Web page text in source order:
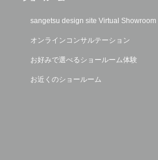
sangetsu design site Virtual Showroom
オンラインコンサルテーション
お好みで選べるショールーム体験
お近くのショールーム